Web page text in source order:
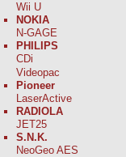
Wii U
NOKIA
N-GAGE
PHILIPS
CDi
Videopac
Pioneer
LaserActive
RADIOLA
JET25
S.N.K.
NeoGeo AES